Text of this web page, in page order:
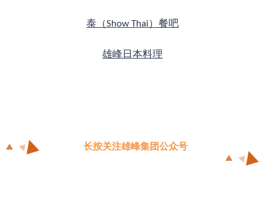
泰（Show Thai） 餐吧
雄峰日本料理
长按关注雄峰集团公众号